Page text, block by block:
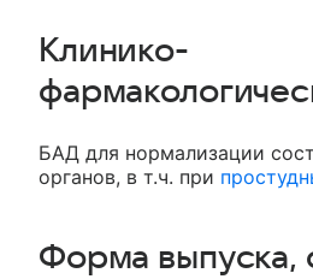
Клинико-
БАД для нормализации
органов, в т.ч. при
Форма выпуска,